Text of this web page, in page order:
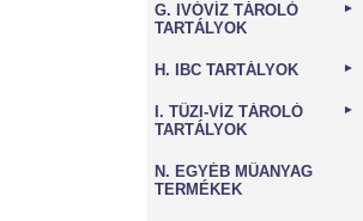
G. IVÓVÍZ TÁROLÓ
TARTÁLYOK
►
H. IBC TARTÁLYOK ►
I. TŰZI-VÍZ TÁROLÓ
TARTÁLYOK
►
N. EGYÉB MŰANYAG
TERMÉKEK